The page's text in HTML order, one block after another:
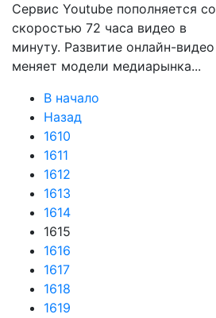
Сервис Youtube пополняется cо
скоростью 72 часа видео в
минуту. Развитие онлайн-видео
меняет модели медиарынка...
В начало
Назад
1610
1611
1612
1613
1614
1615
1616
1617
1618
1619